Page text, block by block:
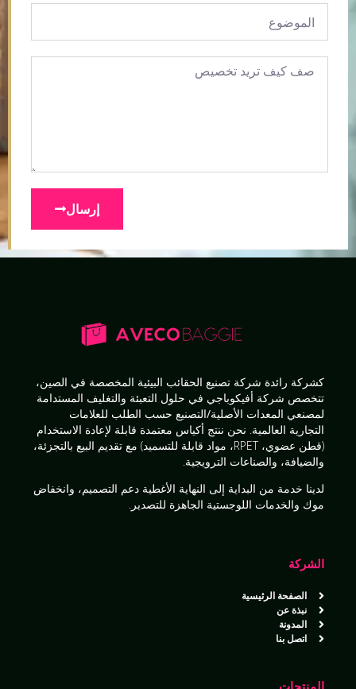
إرسال
كشركة رائدة شركة تصنيع الحقائب البيئية المخصصة في الصين،
تتخصص شركة أفيكوباجي في حلول التعبئة والتغليف المستدامة
لمصنعي المعدات الأصلية/التصنيع حسب الطلب للعلامات
التجارية العالمية. نحن ننتج أكياس معتمدة قابلة لإعادة الاستخدام
(قطن عضوي، RPET، مواد قابلة للتسميد) مع تقديم
البيع بالتجزئة،
والضيافة، والصناعات الترويجية.
لدينا خدمة من البداية إلى النهاية الأغطية دعم التصميم، وانخفاض
موك والخدمات اللوجستية الجاهزة للتصدير .
الشركة
الصفحة الرئيسية
نبذة عن
المدونة
اتصل بنا
المنتجات